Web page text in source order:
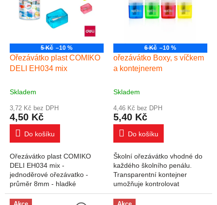
5 Kč –10 %
Ořezávátko plast COMIKO
DELI EH034 mix
Skladem
3,72 Kč bez DPH
4,50 Kč
Do košíku
Ořezávátko plast COMIKO
DELI EH034 mix -
jednoděrové ořezávatko -
průměr 8mm - hladké
ořezávání - mix barev
6 Kč –10 %
ořezávátko Boxy, s víčkem
a kontejnerem
Skladem
4,46 Kč bez DPH
5,40 Kč
Do košíku
Školní ořezávátko vhodné do
každého školního penálu.
Transparentní kontejner
umožňuje kontrolovat
množství odpadu. Praktické
víčko zabraňuje vysypání